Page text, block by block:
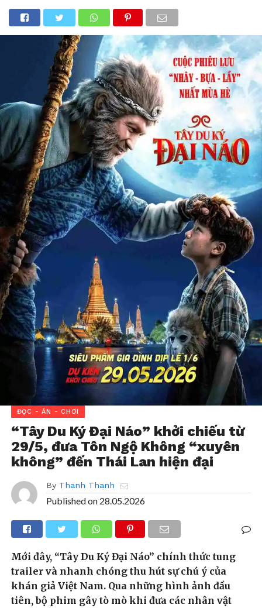
ĐỌC - ĂN - CHƠI
“Tây Du Ký Đại Náo” khởi chiếu từ
29/5, đưa Tôn Ngộ Không “xuyên
không” đến Thái Lan hiện đại
By Thanh Thanh
Published on 28.05.2026
Mới đây, “Tây Du Ký Đại Náo” chính thức tung
trailer và nhanh chóng thu hút sự chú ý của
khán giả Việt Nam. Qua những hình ảnh đầu
tiên, bộ phim gây tò mò khi đưa các nhân vật